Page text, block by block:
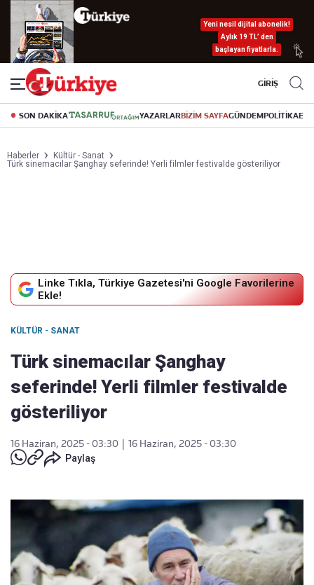
Yeni nesil dijital abonelik!
Aylık 19 TL’ den
başlayan fiyatlarla.
GİRİŞ
SON DAKİKA YAZARLARBİZİM SAYFAGÜNDEMPOLİTİKA
Haberler
Kültür - Sanat
Türk sinemacılar Şanghay seferinde! Yerli filmler festivalde gösteriliyor
Linke Tıkla, Türkiye Gazetesi'ni Google Favorilerine
Ekle!
KÜLTÜR - SANAT
Türk sinemacılar Şanghay
seferinde! Yerli filmler festivalde
gösteriliyor
16 Haziran, 2025 - 03:30
16 Haziran, 2025 - 03:30
Paylaş